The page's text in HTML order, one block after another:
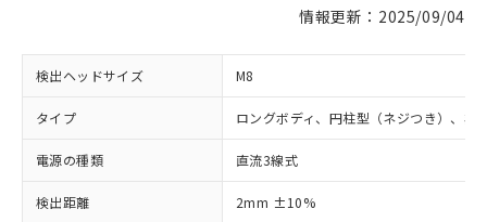
情報更新：2025/09/04
検出ヘッドサイズ M8
タイプ ロングボディ、円柱型（ネジつき）、非
電源の種類 直流3線式
検出距離 2mm ±10%